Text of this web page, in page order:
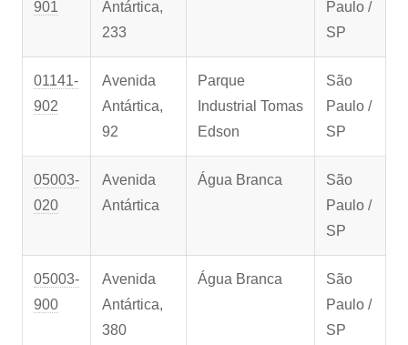
901
Antártica,
233
Paulo /
SP
01141-
902
Avenida
Antártica,
92
Parque
Industrial Tomas
Edson
São
Paulo /
SP
05003-
020
Avenida
Antártica
Água Branca
São
Paulo /
SP
05003-
900
Avenida
Antártica,
380
Água Branca
São
Paulo /
SP